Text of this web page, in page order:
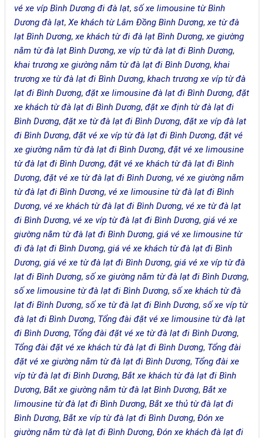
vé xe víp Bình Dương đi đà lạt,số xe limousine từ Bình
Dương đà lạt,Xe khách từ Lâm Đồng Bình Dương,xe từ đà
lạt Bình Dương,xe khách từ đi đà lạt Bình Dương,xe giường
nằm từ đà lạt Bình Dương,xe víp từ đà lạt đi Bình Dương,
khai trương xe giường nằm từ đà lạt đi Bình Dương,khai
trương xe từ đà lạt đi Bình Dương,khach trương xe víp từ đà
lạt đi Bình Dương,đặt xe limousine đà lạt đi Bình Dương,đặt
xe khách từ đà lạt đi Bình Dương,đặt xe định từ đà lạt đi
Bình Dương,đặt xe từ đà lạt đi Bình Dương,đặt xe víp đà lạt
đi Bình Dương,đặt vé xe víp từ đà lạt đi Bình Dương,đặt vé
xe giường nằm từ đà lạt đi Bình Dương,đặt vé xe limousine
từ đà lạt đi Bình Dương,đặt vé xe khách từ đà lạt đi Bình
Dương,đặt vé xe từ đà lạt đi Bình Dương, vé xe giường nằm
từ đà lạt đi Bình Dương, vé xe limousine từ đà lạt đi Bình
Dương, vé xe khách từ đà lạt đi Bình Dương, vé xe từ đà lạt
đi Bình Dương, vé xe víp từ đà lạt đi Bình Dương,giá vé xe
giường nằm từ đà lạt đi Bình Dương,giá vé xe limousine từ
đi đà lạt đi Bình Dương,giá vé xe khách từ đà lạt đi Bình
Dương,giá vé xe từ đà lạt đi Bình Dương,giá vé xe víp từ đà
lạt đi Bình Dương,số xe giường nằm từ đà lạt đi Bình Dương,
số xe limousine từ đà lạt đi Bình Dương,số xe khách từ đà
lạt đi Bình Dương,số xe từ đà lạt đi Bình Dương,số xe víp từ
đà lạt đi Bình Dương, Tổng đài đặt vé xe limousine từ đà lạt
đi Bình Dương, Tổng đài đặt vé xe từ đà lạt đi Bình Dương,
Tổng đài đặt vé xe khách từ đà lạt đi Bình Dương, Tổng đài
đặt vé xe giường nằm từ đà lạt đi Bình Dương, Tổng đài xe
víp từ đà lạt đi Bình Dương,Bắt xe khách từ đà lạt đi Bình
Dương,Bắt xe giường nằm từ đà lạt Bình Dương,Bắt xe
limousine từ đà lạt đi Bình Dương,Bắt xe thủ từ đà lạt đi
Bình Dương,Bắt xe víp từ đà lạt đi Bình Dương,Đón xe
giường nằm từ đà lạt đi Bình Dương,Đón xe khách đà lạt đi